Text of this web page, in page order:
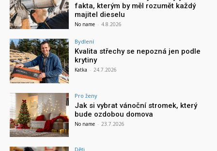
fakta, kterým by měl rozumět každý
majitel dieselu
No name - 4.8.2026
Bydlení
Kvalita střechy se nepozná jen podle
krytiny
Katka - 24.7.2026
Pro ženy
Jak si vybrat vánoční stromek, který
bude ozdobou domova
No name - 23.7.2026
Děti